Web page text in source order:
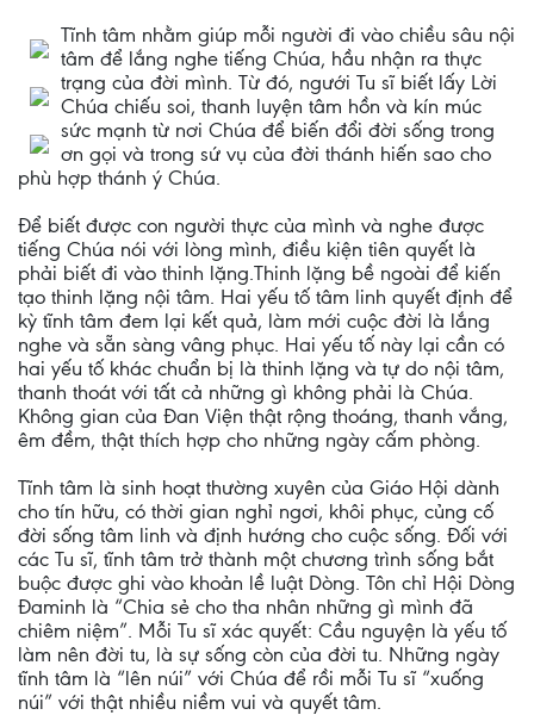
Tĩnh tâm nhằm giúp mỗi người đi vào chiều sâu nội
tâm để lắng nghe tiếng Chúa, hầu nhận ra thực
trạng của đời mình. Từ đó, ngưới Tu sĩ biết lấy Lời
Chúa chiếu soi, thanh luyện tâm hồn và kín múc
sức mạnh từ nơi Chúa để biến đổi đời sống trong
ơn gọi và trong sứ vụ của đời thánh hiến sao cho
phù hợp thánh ý Chúa.
Để biết được con người thực của mình và nghe được
tiếng Chúa nói với lòng mình, điều kiện tiên quyết là
phải biết đi vào thinh lặng.Thinh lặng bề ngoài để kiến
tạo thinh lặng nội tâm. Hai yếu tố tâm linh quyết định để
kỳ tĩnh tâm đem lại kết quả, làm mới cuộc đời là lắng
nghe và sẵn sàng vâng phục. Hai yếu tố này lại cần có
hai yếu tố khác chuẩn bị là thinh lặng và tự do nội tâm,
thanh thoát với tất cả những gì không phải là Chúa.
Không gian của Đan Viện thật rộng thoáng, thanh vắng,
êm đềm, thật thích hợp cho những ngày cấm phòng.
Tĩnh tâm là sinh hoạt thường xuyên của Giáo Hội dành
cho tín hữu, có thời gian nghỉ ngơi, khôi phục, củng cố
đời sống tâm linh và định hướng cho cuộc sống. Đối với
các Tu sĩ, tĩnh tâm trở thành một chương trình sống bắt
buộc được ghi vào khoản lề luật Dòng. Tôn chỉ Hội Dòng
Đaminh là “Chia sẻ cho tha nhân những gì mình đã
chiêm niệm”. Mỗi Tu sĩ xác quyết: Cầu nguyện là yếu tố
làm nên đời tu, là sự sống còn của đời tu. Những ngày
tĩnh tâm là “lên núi” với Chúa để rồi mỗi Tu sĩ “xuống
núi” với thật nhiều niềm vui và quyết tâm.